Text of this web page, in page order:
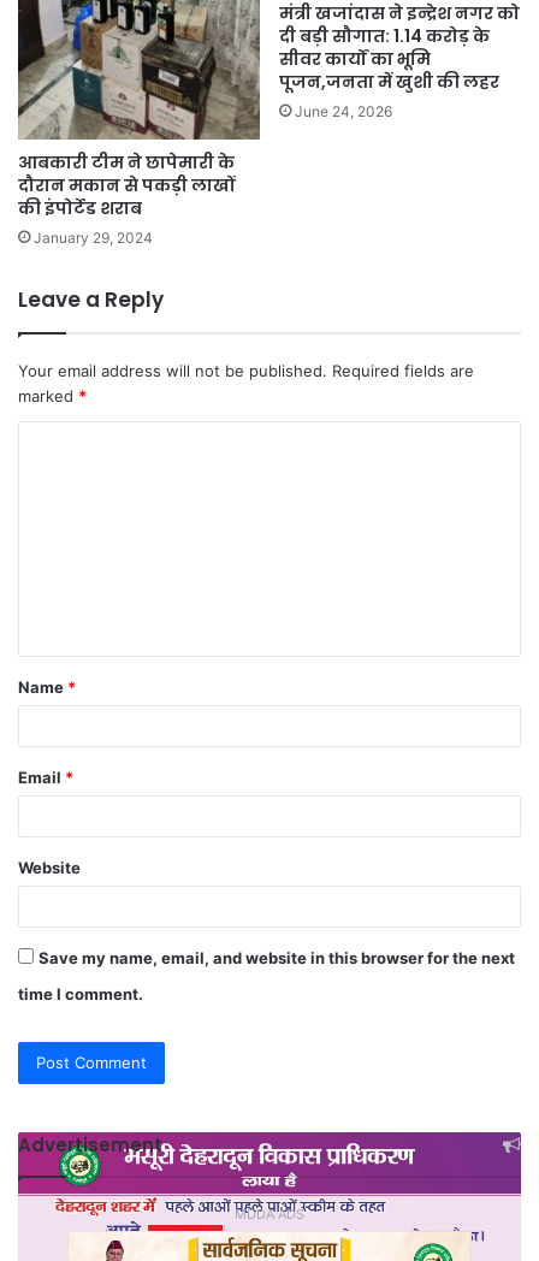
आबकारी टीम ने छापेमारी के
दौरान मकान से पकड़ी लाखों
की इंपोर्टेड शराब
January 29, 2024
मंत्री खजांदास ने इन्द्रेश नगर को
दी बड़ी सौगात: 1.14 करोड़ के
सीवर कार्यों का भूमि
पूजन,जनता में खुशी की लहर
June 24, 2026
Leave a Reply
Your email address will not be published. Required fields are
marked *
t
*
Name *
Email *
Website
Save my name, email, and website in this browser for the next
time I comment.
Advertisement
MDDA ADS